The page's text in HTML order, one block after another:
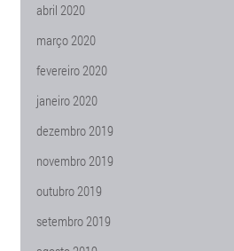
abril 2020
março 2020
fevereiro 2020
janeiro 2020
dezembro 2019
novembro 2019
outubro 2019
setembro 2019